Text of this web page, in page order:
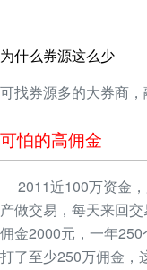
为什么券源这么少
可找券源多的大券商
可怕的高佣金
2011近100万资金
产做交易，每天来回
佣金2000元，一年
打了至少250万佣金，